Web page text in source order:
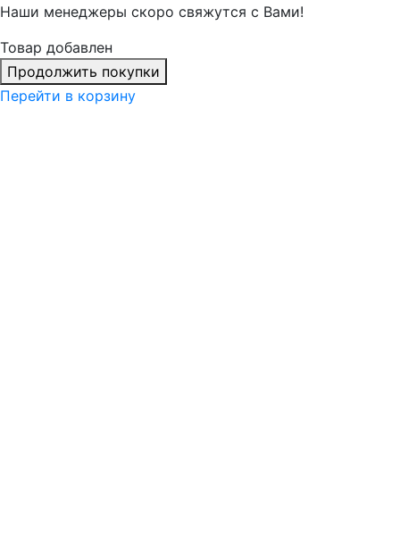
Наши менеджеры скоро свяжутся с Вами!
Товар добавлен
Продолжить покупки
Перейти в корзину